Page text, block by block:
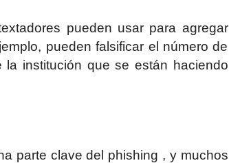
pueden usar para agregar
pueden falsificar el número de
institución que se están haciendo
parte clave del phishing , y muchos